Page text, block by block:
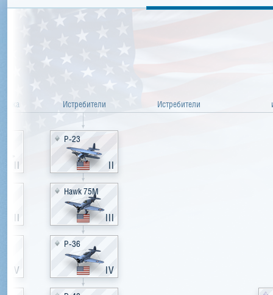
II
III
IV
Истребители
P-23
II
Hawk 75M
III
P-36
IV
Истребители